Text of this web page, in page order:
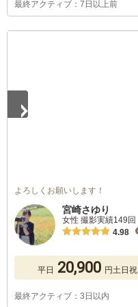
最終アクティブ：7日以上前
よろしくお願いします！
宮崎さゆり
女性 撮影実績149回
4.98
平日 20,900 円土日祝
最終アクティブ：3日以内